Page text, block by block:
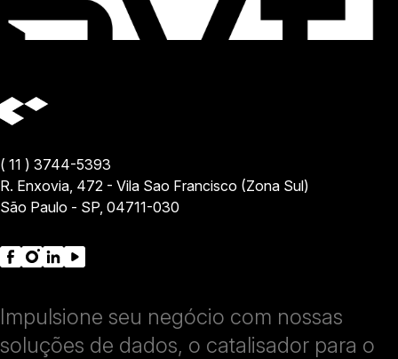
( 11 ) 3744-5393
R. Enxovia, 472 - Vila Sao Francisco (Zona Sul)
São Paulo - SP, 04711-030
Impulsione seu negócio com nossas
soluções de dados, o catalisador para o